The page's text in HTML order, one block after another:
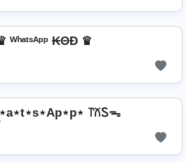
₭ΘĐ ♛
꓅꒽Ꮪᯓ